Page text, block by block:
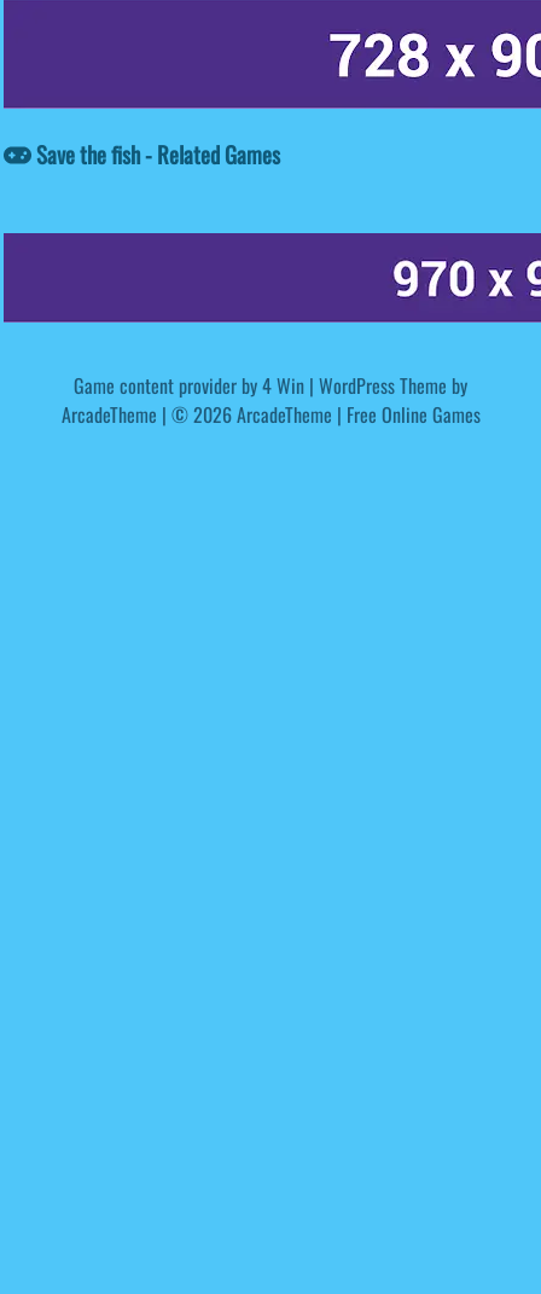
Save the fish - Related Games
Game content provider by4 Win | WordPress Theme by
ArcadeTheme | © 2026 ArcadeTheme | Free Online Games